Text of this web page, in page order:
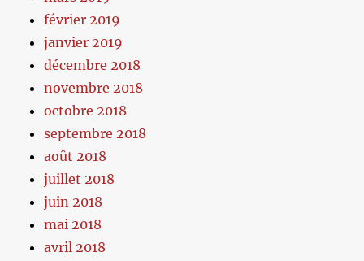
février 2019
janvier 2019
décembre 2018
novembre 2018
octobre 2018
septembre 2018
août 2018
juillet 2018
juin 2018
mai 2018
avril 2018